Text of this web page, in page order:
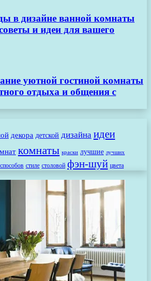
в дизайне ванной комнаты
и идеи для вашего
уютной гостиной комнаты
отдыха и общения с
декора детской дизайна идеи
комнаты краски лучшие лучших
способов стиле столовой фэн-шуй цвета